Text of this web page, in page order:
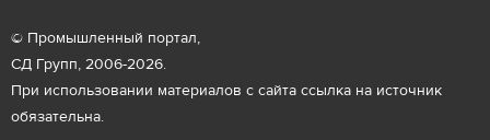
© Промышленный портал,
СД Групп, 2006-2026.
При использовании материалов с сайта ссылка на источник
обязательна.